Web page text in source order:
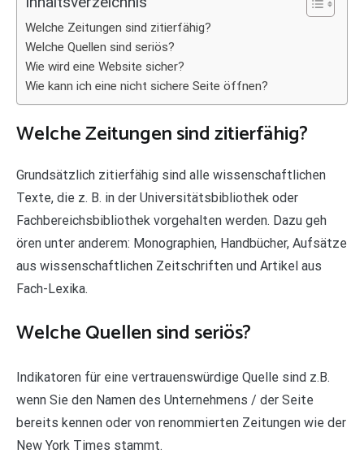
Welche Zeitungen sind zitierfähig?
Welche Quellen sind seriös?
Wie wird eine Website sicher?
Wie kann ich eine nicht sichere Seite öffnen?
Welche Zeitungen sind zitierfähig?
Grundsätzlich zitierfähig sind alle wissenschaftlichen
Texte, die z. B. in der Universitätsbibliothek oder
Fachbereichsbibliothek vorgehalten werden. Dazu geh
ören unter anderem: Monographien, Handbücher, Aufsätze
aus wissenschaftlichen Zeitschriften und Artikel aus
Fach-Lexika.
Welche Quellen sind seriös?
Indikatoren für eine vertrauenswürdige Quelle sind z.B.
wenn Sie den Namen des Unternehmens / der Seite
bereits kennen oder von renommierten Zeitungen wie der
New York Times stammt.